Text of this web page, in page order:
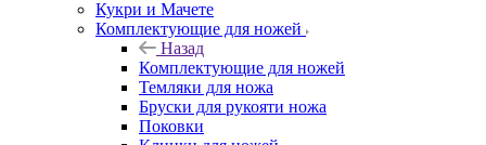
Кукри и Мачете
Комплектующие для ножей
Назад
Комплектующие для ножей
Темляки для ножа
Бруски для рукояти ножа
Поковки